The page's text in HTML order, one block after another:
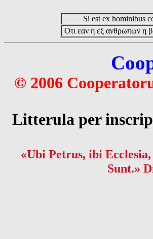
Si est ex hominibus
Οτι εαν η εξ ανθρωπων η
© 2006
Litterula per
«Ubi Petrus, ibi
Sunt.»